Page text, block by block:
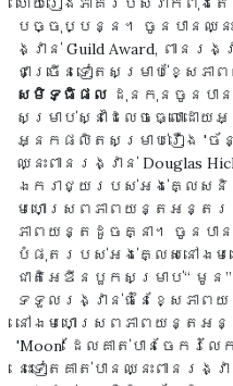
បច្ចុប្បន្ន។ ចូនបានឈ្នះព
ង្វាន់ Guild Award, ពានរ
ជាច្រើនទៀតសម្រាប់ខ្សែភាព
សមិទ្ធិផល ដុនកុនចូនបាន
សម្រាប់ស្នាដៃលេចធ្លោដ
អ្នកផលិតសម្រាប់រឿង 'ច័ន្
ឈ្នះពានរង្វាន់ Douglas
ឯករាជ្យរបស់អង់គ្លេសនិងព
មហោស្រពភាពយន្តអន្តរជ
ភាពយន្តដូចគ្នា។ ចូនបា
បំផុតរបស់អង់គ្លេសនៅឯ
ជាតិអេឌីនបួកសម្រាប់“ មូន”
ទទួលរង្វាន់ធំនៃខ្សែភាព
នៅឯមហោស្រពភាពយន្តអន្ត
'Moon' ដែលគាត់បានចែករំល
នេះទៀតគាត់បានឈ្នះពានរ